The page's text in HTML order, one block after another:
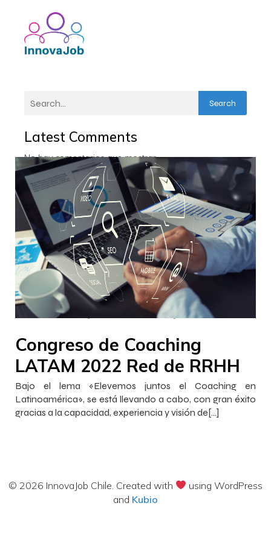
Search
Latest Comments
No hay comentarios que mostrar.
InnovaJob Chile 30 noviembre 2022 – 15:00
Congreso de Coaching
LATAM 2022 Red de RRHH
Bajo el lema «Elevemos juntos el Coaching en
Latinoamérica», se está llevando a cabo, con gran éxito
gracias a la capacidad, experiencia y visión de[…]
© 2026 InnovaJob Chile. Created with
using WordPress
and Kubio